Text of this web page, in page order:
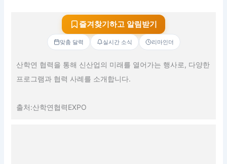
즐겨찾기하고 알림받기
맞춤 달력 실시간 소식 리마인더
산학연 협력을 통해 신산업의 미래를 열어가는 행사로, 다양한
프로그램과 협력 사례를 소개합니다.
출처:산학연협력EXPO